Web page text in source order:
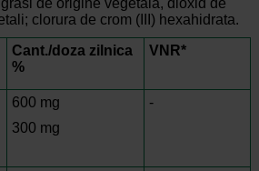
de origine vegetala, dioxid de
clorura de crom (III) hexahidrata.
Cant./doza zilnica
%
VNR*
600 mg
300 mg
-